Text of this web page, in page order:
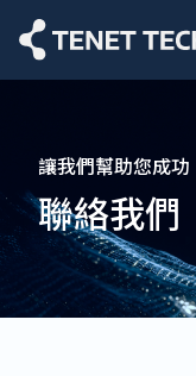
Application
Process
Products
讓我們幫助您成功
聯絡我們